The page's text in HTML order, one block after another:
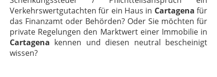
Verkehrswertgutachten für ein Haus in Cartagena für
das Finanzamt oder Behörden? Oder Sie möchten für
private Regelungen den Marktwert einer Immobilie in
Cartagena kennen und diesen neutral bescheinigt
wissen?